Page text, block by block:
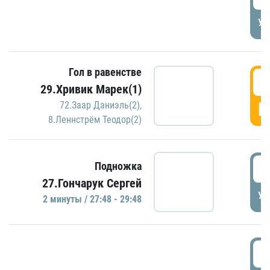
Гол в равенстве
29.Хривик Марек(1)
72.Заар Даниэль(2),
8.Леннстрём Теодор(2)
Подножка
27.Гончарук Сергей
2 минуты / 27:48 - 29:48